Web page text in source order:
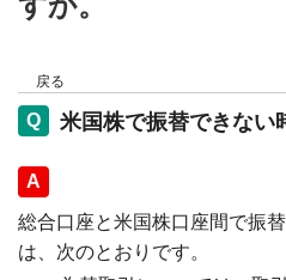
戻る
米国株で振替できない
回答
総合口座と米国株口座間で振
は、次のとおりです。